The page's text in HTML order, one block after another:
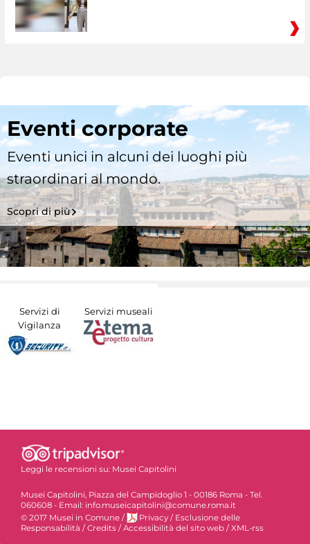
Eventi corporate
Eventi unici in alcuni dei luoghi più
straordinari al mondo.
Scopri di più
Servizi di
Vigilanza
Servizi museali
Leggi le recensioni su: Musei Capitolini
Musei Capitolini, Piazza del Campidoglio 1 - 00186 Roma - Tel.
060608 - Email: info.museicapitolini@comune.roma.it
© 2017 Musei in Comune / Privacy / Esclusione delle
Responsabilità / Credits / Accessibilità del sito web / XML-rss